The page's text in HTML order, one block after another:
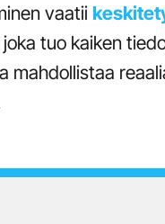
vaatii
joka tuo kaiken
mahdollistaa